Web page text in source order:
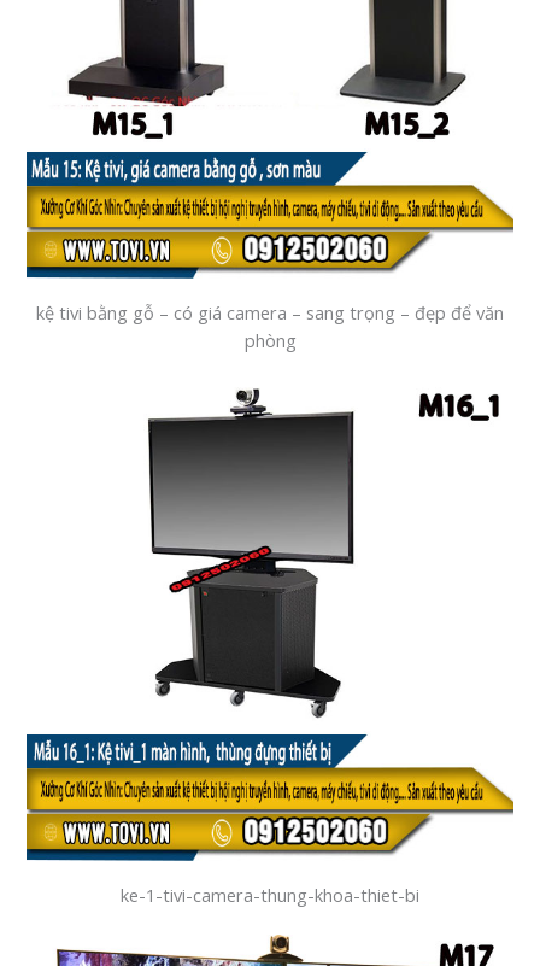
kệ tivi bằng gỗ – có giá camera – sang trọng – đẹp để văn
phòng
ke-1-tivi-camera-thung-khoa-thiet-bi